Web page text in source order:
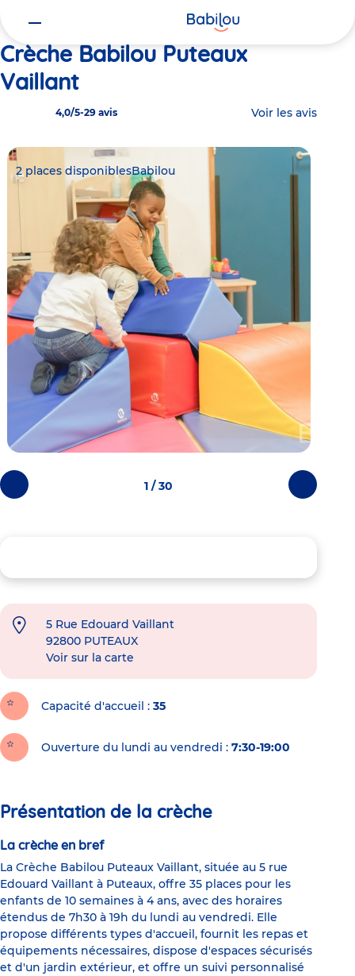
Crèche Babilou Puteaux
Vaillant
4,0/5-29 avis Voir les avis
Photos
précédentes
Photos
suivantes
2 places disponiblesBabilou
1 / 30
5 Rue Edouard Vaillant
92800 PUTEAUX
Voir sur la carte
Capacité d'accueil 35
Ouverture du lundi au vendredi : 7:30-19:00
Présentation de la crèche
La crèche en bref
La Crèche Babilou Puteaux Vaillant, située au 5 rue
Edouard Vaillant à Puteaux, offre 35 places pour les
enfants de 10 semaines à 4 ans, avec des horaires
étendus de 7h30 à 19h du lundi au vendredi. Elle
propose différents types d'accueil, fournit les repas et
équipements nécessaires, dispose d'espaces sécurisés
et d'un jardin extérieur, et offre un suivi personnalisé